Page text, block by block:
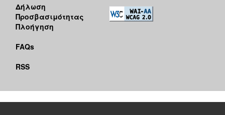
Δήλωση
Προσβασιμότητας
Πλοήγηση
FAQs
RSS